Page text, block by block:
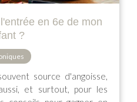
en 6e de mon
?
source d'angoisse,
et surtout, pour les